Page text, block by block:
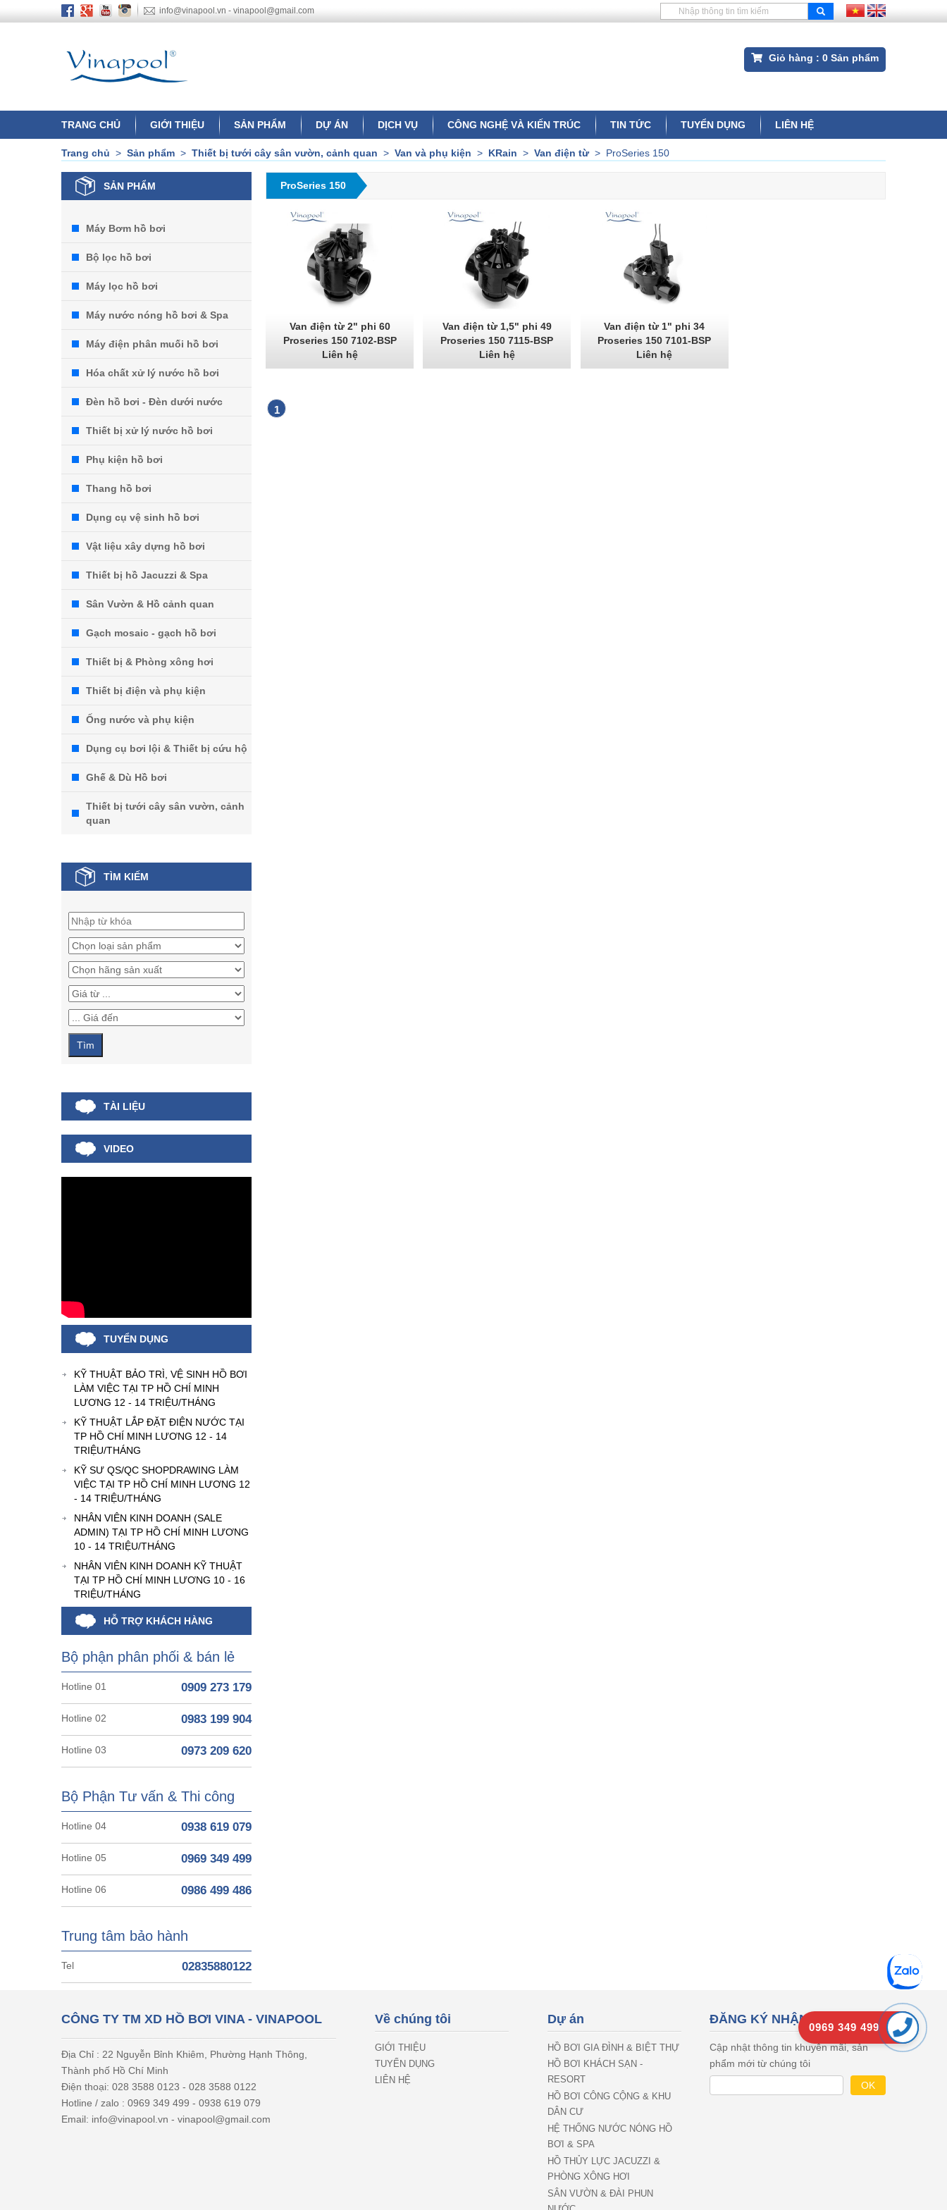
info@vinapool.vn - vinapool@gmail.com
Giỏ hàng : 0 Sản phẩm
TRANG CHỦ GIỚI THIỆU SẢN PHẨM DỰ ÁN DỊCH VỤ CÔNG NGHỆ VÀ KIẾN TRÚC TIN TỨC TUYỂN DỤNG LIÊN HỆ
0969 349 499
Trang chủ > Sản phẩm > Thiết bị tưới cây sân vườn, cảnh quan > Van và phụ kiện > KRain > Van điện từ> ProSeries 150
SẢN PHẨM
Máy Bơm hồ bơi
Bộ lọc hồ bơi
Máy lọc hồ bơi
Máy nước nóng hồ bơi & Spa
Máy điện phân muối hồ bơi
Hóa chất xử lý nước hồ bơi
Đèn hồ bơi - Đèn dưới nước
Thiết bị xử lý nước hồ bơi
Phụ kiện hồ bơi
Thang hồ bơi
Dụng cụ vệ sinh hồ bơi
Vật liệu xây dựng hồ bơi
Thiết bị hồ Jacuzzi & Spa
Sân Vườn & Hồ cảnh quan
Gạch mosaic - gạch hồ bơi
Thiết bị & Phòng xông hơi
Thiết bị điện và phụ kiện
Ống nước và phụ kiện
Dụng cụ bơi lội & Thiết bị cứu hộ
Ghế & Dù Hồ bơi
Thiết bị tưới cây sân vườn, cảnh
quan
TÌM KIẾM
TÀI LIỆU
VIDEO
TUYỂN DỤNG
KỸ THUẬT BẢO TRÌ, VỆ SINH HỒ BƠI
LÀM VIỆC TẠI TP HỒ CHÍ MINH
LƯƠNG 12 - 14 TRIỆU/THÁNG
KỸ THUẬT LẮP ĐẶT ĐIỆN NƯỚC TẠI
TP HỒ CHÍ MINH LƯƠNG 12 - 14
TRIỆU/THÁNG
KỸ SƯ QS/QC SHOPDRAWING LÀM
VIỆC TẠI TP HỒ CHÍ MINH LƯƠNG 12
- 14 TRIỆU/THÁNG
NHÂN VIÊN KINH DOANH (SALE
ADMIN) TẠI TP HỒ CHÍ MINH LƯƠNG
10 - 14 TRIỆU/THÁNG
NHÂN VIÊN KINH DOANH KỸ THUẬT
TẠI TP HỒ CHÍ MINH LƯƠNG 10 - 16
TRIỆU/THÁNG
HỖ TRỢ KHÁCH HÀNG
Bộ phận phân phối & bán lẻ
Hotline 01 0909 273 179
Hotline 02 0983 199 904
Hotline 03 0973 209 620
Bộ Phận Tư vấn & Thi công
Hotline 04 0938 619 079
Hotline 05 0969 349 499
Hotline 06 0986 499 486
Trung tâm bảo hành
Tel 02835880122
ProSeries 150
Van điện từ 2" phi 60
Proseries 150 7102-BSP
Liên hệ
Van điện từ 1,5" phi 49
Proseries 150 7115-BSP
Liên hệ
Van điện từ 1" phi 34
Proseries 150 7101-BSP
Liên hệ
1
CÔNG TY TM XD HỒ BƠI VINA - VINAPOOL
Địa Chỉ : 22 Nguyễn Bỉnh Khiêm, Phường Hạnh Thông,
Thành phố Hồ Chí Minh
Điện thoại: 028 3588 0123 - 028 3588 0122
Hotline / zalo : 0969 349 499 - 0938 619 079
Email: info@vinapool.vn - vinapool@gmail.com
Về chúng tôi
GIỚI THIỆU
TUYỂN DỤNG
LIÊN HỆ
Dự án
HỒ BƠI GIA ĐÌNH & BIỆT THỰ
HỒ BƠI KHÁCH SẠN -
RESORT
HỒ BƠI CÔNG CỘNG & KHU
DÂN CƯ
HỆ THỐNG NƯỚC NÓNG HỒ
BƠI & SPA
HỒ THỦY LỰC JACUZZI &
PHÒNG XÔNG HƠI
SÂN VƯỜN & ĐÀI PHUN
ĐĂNG KÝ NHẬN EMAIL
Cập nhật thông tin khuyên mãi, sản
phẩm mới từ chúng tôi